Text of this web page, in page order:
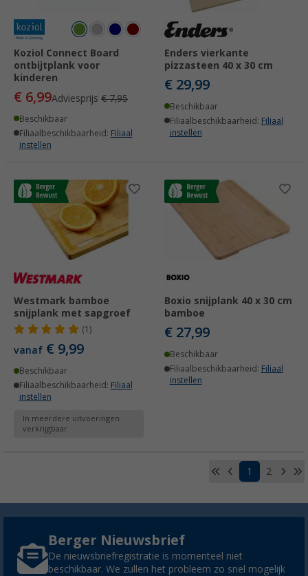
Koziol Connect Board
ontbijtplank voor
kinderen
€ 6,99Adviesprijs € 7,95
Beschikbaar
Filiaalbeschikbaarheid: Filiaal
instellen
Enders vierkante
pizzasteen 40 x 30 cm
€ 29,99
Beschikbaar
Filiaalbeschikbaarheid: Filiaal
instellen
Westmark bamboe
snijplank met sapgroef
(1)
vanaf € 9,99
Beschikbaar
Filiaalbeschikbaarheid: Filiaal
instellen
In meerdere uitvoeringen
verkrijgbaar
Boxio snijplank 40 x 30 cm
bamboe
€ 27,99
Beschikbaar
Filiaalbeschikbaarheid: Filiaal
instellen
1 2
Berger Nieuwsbrief
De nieuwsbriefregistratie is momenteel niet
beschikbaar. We zullen het probleem zo snel mogelijk